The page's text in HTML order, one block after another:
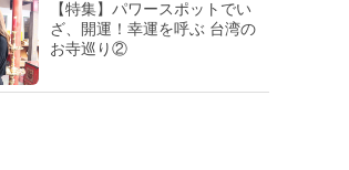
【特集】パワースポットでい
ざ、開運！幸運を呼ぶ 台湾の
お寺巡り②